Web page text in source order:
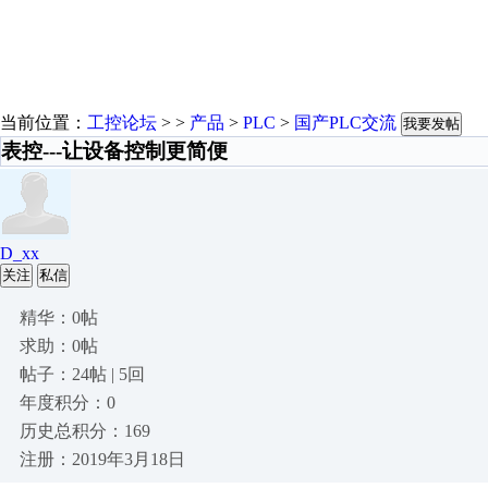
当前位置： 工控论坛 > > 产品 > PLC > 国产PLC交流 我要发帖
表控---让设备控制更简便
D_xx
关注 私信
精华：0帖
求助：0帖
帖子：24帖 | 5回
年度积分：0
历史总积分：169
注册：2019年3月18日